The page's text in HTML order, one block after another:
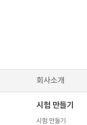
회사소개
시험 만들기
시험 만들기